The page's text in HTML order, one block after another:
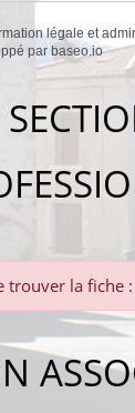
légale et
par baseo.io
trouver la fiche